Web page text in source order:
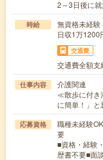
2～3日後に就
時給
無資格未経
日収1万1200
交通費
交通費全額支
仕事内容
介護関連
≪散歩に付き
に簡単！」
応募資格
職種未経験
要
■資格・経験
歴書不要■面